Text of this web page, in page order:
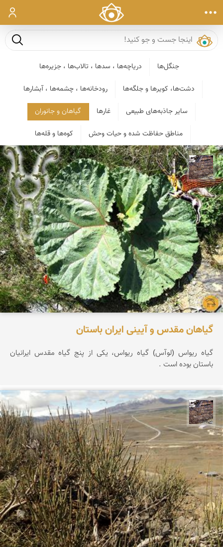
ورود
جست و
جنگل‌ها دریاچه‌ها ، سدها ، تالاب‌ها ، جزیره‌ها
دشت‌ها، کویرها و جلگه‌ها رودخانه‌ها ، چشمه‌ها ، آبشارها
سایر جاذبه‌های طبیعی غارها گیاهان و جانوران
مناطق حفاظت شده و حیات وحش کوه‌ها و قله‌ها
محمد ناصری فرد
گیاهان مقدس و آیینی ایران باستان
گیاه ریواس (لوآس) گیاه ریواس، یکی از پنج گیاه مقدس ایرانیان
باستان بوده است .
محمد ناصری فرد